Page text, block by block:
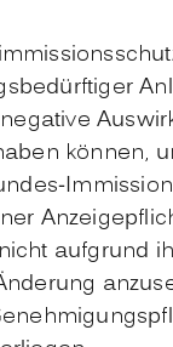
können,
aufgrund